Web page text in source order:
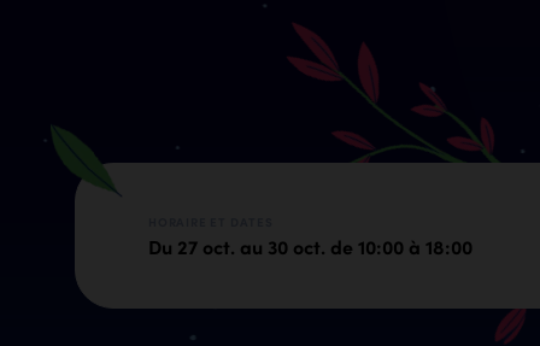
Du 27 oct. au 30 oct. de 10:00 à 18:00